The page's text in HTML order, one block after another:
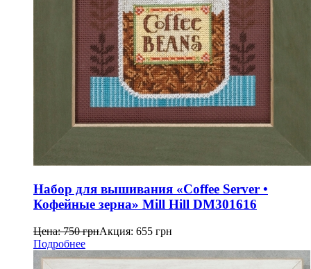
Набор для вышивания «Coffee Server •
Кофейные зерна» Mill Hill DM301616
Цена:750грнАкция: 655 грн
Подробнее